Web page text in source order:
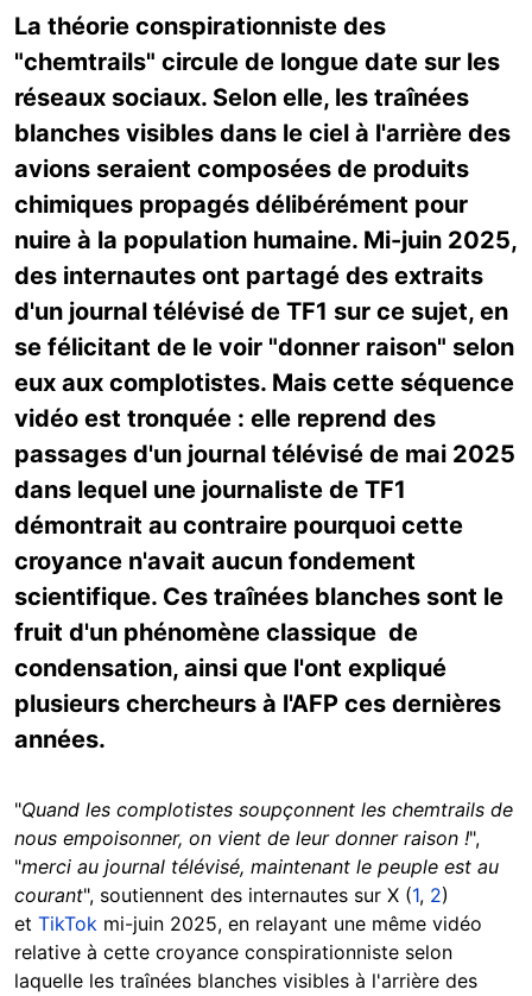
La théorie conspirationniste des
"chemtrails" circule de longue date sur les
réseaux sociaux. Selon elle, les traînées
blanches visibles dans le ciel à l'arrière des
avions seraient composées de produits
chimiques propagés délibérément pour
nuire à la population humaine. Mi-juin 2025,
des internautes ont partagé des extraits
d'un journal télévisé de TF1 sur ce sujet, en
se félicitant de le voir "donner raison" selon
eux aux complotistes. Mais cette séquence
vidéo est tronquée : elle reprend des
passages d'un journal télévisé de mai 2025
dans lequel une journaliste de TF1
démontrait au contraire pourquoi cette
croyance n'avait aucun fondement
scientifique. Ces traînées blanches sont le
fruit d'un phénomène classique de
condensation, ainsi que l'ont expliqué
plusieurs chercheurs à l'AFP ces dernières
années.
"Quand les complotistes soupçonnent les chemtrails de
nous empoisonner, on vient de leur donner raison !",
"merci au journal télévisé, maintenant le peuple est au
courant", soutiennent des internautes sur X (1, 2)
et TikTok mi-juin 2025, en relayant une même vidéo
relative à cette croyance conspirationniste selon
laquelle les traînées blanches visibles à l'arrière des